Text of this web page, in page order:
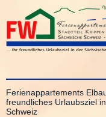
Ferienappartements
freundliches Urlaubsziel
Schweiz